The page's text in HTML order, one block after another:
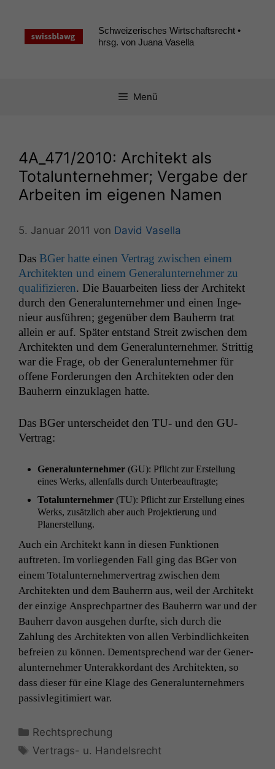
springen
Schweizerisches Wirtschaftsrecht •
hrsg. von Juana Vasella
Menü
4A_471/2010: Architekt als
Totalunternehmer; Vergabe der
Arbeiten im eigenen Namen
5. Januar 2011 von David Vasella
Das BGer hat­te einen Ver­trag zwis­chen einem
Architek­ten und einem Gen­er­alun­ternehmer zu
qual­i­fizieren. Die Bauar­beit­en liess der Architekt
durch den Gen­er­alun­ternehmer und einen Inge­
nieur aus­führen; gegenüber dem Bauher­rn trat
allein er auf. Später ent­stand Stre­it zwis­chen dem
Architek­ten und dem Gen­er­alun­ternehmer. Strit­tig
war die Frage, ob der Gen­er­alun­ternehmer für
offene Forderun­gen den Architek­ten oder den
Bauher­rn einzuk­la­gen hatte.
Das BGer unter­schei­det den TU- und den GU-
Vertrag:
Gen­er­alun­ternehmer (GU): Pflicht zur Erstel­lung
eines Werks, allen­falls durch Unterbeauftragte;
Totalun­ternehmer (TU): Pflicht zur Erstel­lung eines
Werks, zusät­zlich aber auch Pro­jek­tierung und
Planerstellung.
Auch ein Architekt kann in diesen Funk­tio­nen
auftreten. Im vor­liegen­den Fall ging das BGer von
einem Totalun­ternehmerver­trag zwis­chen dem
Architek­ten und dem Bauher­rn aus, weil der Architekt
der einzige Ansprech­part­ner des Bauher­rn war und der
Bauherr davon aus­ge­hen durfte, sich durch die
Zahlung des Architek­ten von allen Verbindlichkeit­en
befreien zu kön­nen. Dementsprechend war der Gen­er­
alun­ternehmer Unter­akko­r­dant des Architek­ten, so
dass dieser für eine Klage des Gen­er­alun­ternehmers
pas­sivle­git­imiert war.
Kategorien
Rechtsprechung
Schlagwörter
Vertrags- u. Handelsrecht